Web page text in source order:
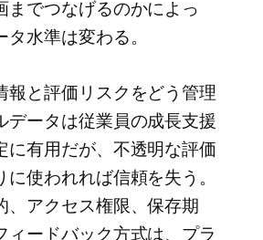
までつなげるのかによっ
水準は変わる。
報と評価リスクをどう管理
データは従業員の成長支援
に有用だが、不透明な評価
使われれば信頼を失う。
、アクセス権限、保存期
ィードバック方式は、プラ